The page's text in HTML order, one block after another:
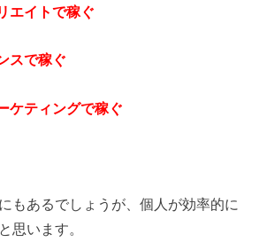
エイトで稼ぐ
スで稼ぐ
ティングで稼ぐ
もあるでしょうが、個人が効率的に
思います。